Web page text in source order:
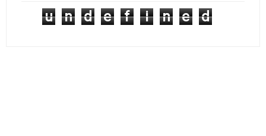
u n d e f i n e d